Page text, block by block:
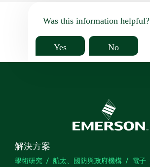
Was this information helpful?
Yes No
解決方案
學術研究 航太、國防與政府機構 電子